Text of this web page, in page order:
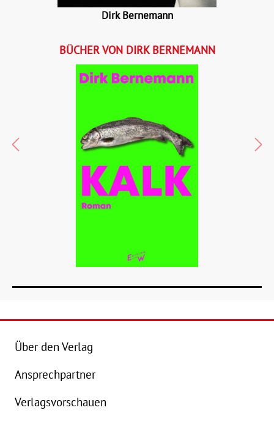
Dirk Bernemann
BÜCHER VON DIRK BERNEMANN
Über den Verlag
Ansprechpartner
Verlagsvorschauen